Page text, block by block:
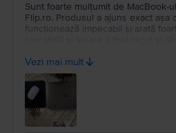
Sunt foarte mulțumit de MacBook-
Flip.ro. Produsul a ajuns exact așa
funcționează impecabil și arată
Mulțumesc pentru experiența
Vezi mai mult